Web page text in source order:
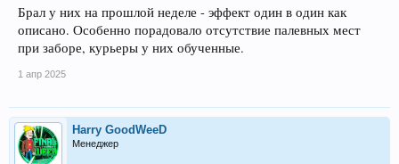
отдельный плюс за оперативность и профессионализм.
Брал у них на прошлой неделе - эффект один в один как
описано. Особенно порадовало отсутствие палевных мест
при заборе, курьеры у них обученные.
1 апр 2025
Harry GoodWeeD
Менеджер